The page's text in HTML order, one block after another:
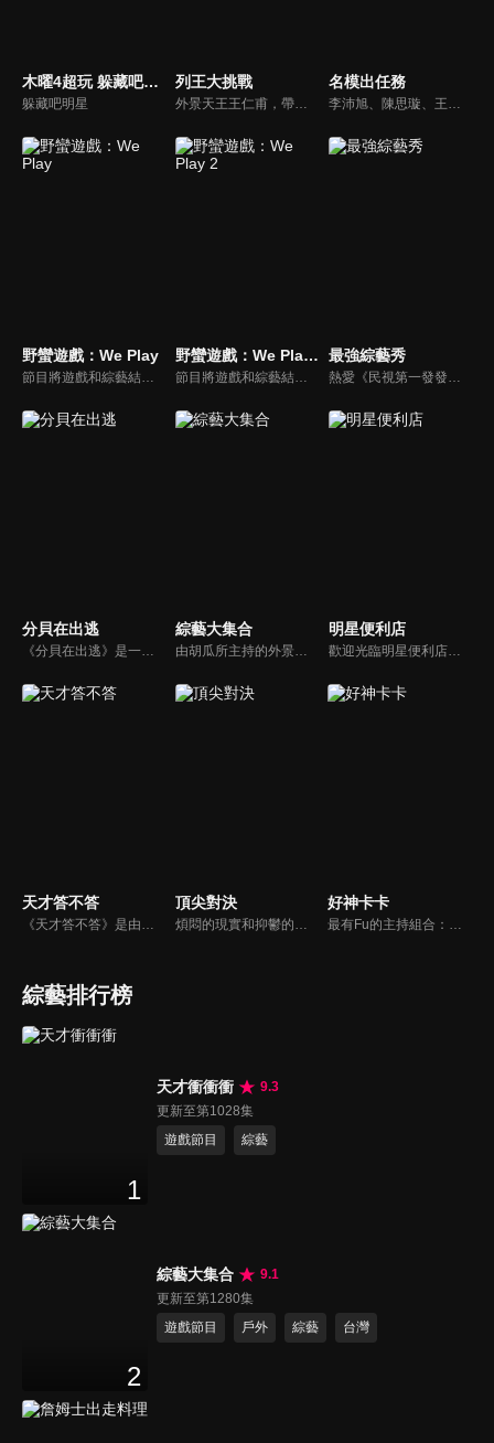
木曜4超玩 躲藏吧明星
躲藏吧明星
列王大挑戰
外景天王王仁甫，帶領初出茅廬、外景界新鮮人的陳漢典攜手主持，兩人各自率領自稱膽大包天的列王藝人團，在節目中相互挑戰對方害怕的極限，集結恐懼、互整、爆笑等綜藝效果，讓觀眾看看藝人們最野生的真情流露！
名模出任務
野蠻遊戲：We Play
節目將遊戲和綜藝結合在一起的新概念真人秀節目，成員們將進行無法預測的遊戲內容，提供多樣、新鮮的節目環節為看點，主持與來賓將在虛擬世界中，展開大規模遊戲的動作冒險。
野蠻遊戲：We Play 2
節目將遊戲和綜藝結合在一起的新概念真人秀節目，成員們將進行無法預測的遊戲內容，提供多樣、新鮮的節目環節為看點，主持與來賓將在虛擬世界中，展開大規模遊戲的動作冒險。
最強綜藝秀
熱愛《民視第一發發發》的忠實觀眾，一定要看！喜歡五花八門達人秀的網友，非追不可！愛看明星挑戰各種才藝表演的鐵粉，絕不能錯過！什麼都有，什麼都秀，請看《最強綜藝秀》！
分貝在出逃
《分貝在出逃》是一檔新戶外音樂治癒綜藝，蘇醒、張遠等5位彼此相熟的嘉賓一起去戶外露營，在7天之內上演分貝出逃之旅，通過遊戲互動贏取「分貝值」來解鎖3場音樂會的舉辦權。節目集音樂元素、旅途元素和真人秀元素為一體，傳播音樂和友情的正能量。
綜藝大集合
由胡瓜所主持的外景綜藝節目，秉持著「幸福好運到，獎金送夠夠」的精神，和眾多藝人與鄉親同樂玩遊戲拿獎金，介紹各地的人文、美食、特產等，提供豐富多元的內容，不間斷的笑料，讓您忘卻一切煩惱、開懷大笑。
明星便利店
歡迎光臨明星便利店！你覺得便利店裡面有什麼？關東煮？茶葉蛋？還是讓你尖叫的大明星？一家擁有明星的便利店，到底有多稀奇，你會不會想要光臨呢？
天才答不答
《天才答不答》是由吳宗憲和吳怡霈共同主持的益智節目。節目設立高額的獎金來考驗藝人們真實的人性，同時將題目立體化，讓你身歷其境去冒險答題。更有哪些出乎意料的處罰，讓藝人羞愧的不想再答錯！一個最接近「人性」與「真實」的益智節目，現在就讓吳宗憲帶你輕鬆玩轉知識。
頂尖對決
煩悶的現實和抑鬱的社會，你需要的就是笑、大聲笑、開口笑，《頂尖對決》就要你笑到落ㄟ骸，最具綜藝實力的庹宗康，和喜感十足的納豆各自領軍對抗，藝人搞笑pk笑果十足，《頂尖對決》讓你忘掉一週煩惱！
好神卡卡
最有Fu的主持組合：「A咖天王」徐乃麟+「好神天心」朱芯儀+「真理大學校花」洪棠+「台大獸醫碩士」LYDIA。遊戲的層層關卡，來賓必須要和主持人比反應，比記憶，比機智，比膽識，幸運女神的眷顧與遠離永遠都是個未知數！
綜藝排行榜
1
天才衝衝衝
9.3
更新至第1028集
遊戲節目
綜藝
2
綜藝大集合
9.1
更新至第1280集
遊戲節目
戶外 綜藝 台灣